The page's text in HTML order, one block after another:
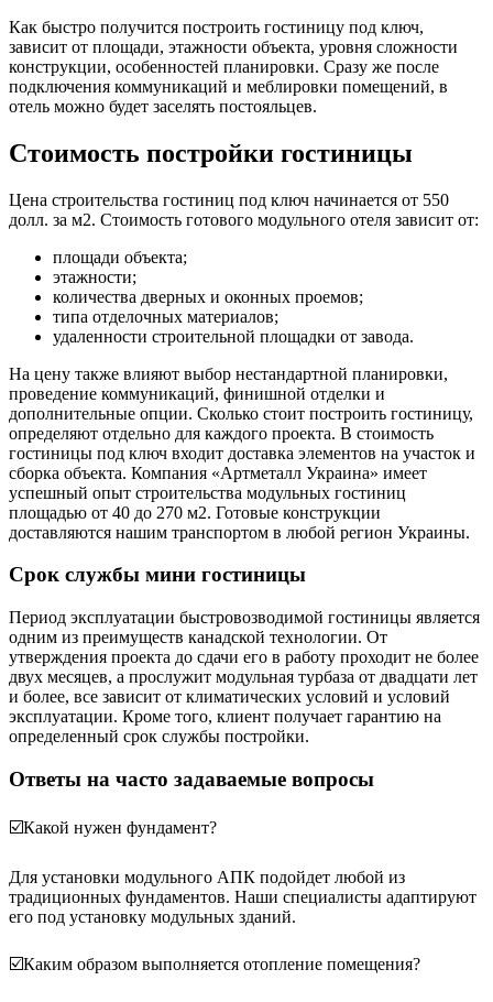
Как быстро получится построить гостиницу под ключ,
зависит от площади, этажности объекта, уровня сложности
конструкции, особенностей планировки. Сразу же после
подключения коммуникаций и меблировки помещений, в
отель можно будет заселять постояльцев.
Стоимость постройки гостиницы
Цена строительства гостиниц под ключ начинается от 550
долл. за м2. Стоимость готового модульного отеля зависит от:
площади объекта;
этажности;
количества дверных и оконных проемов;
типа отделочных материалов;
удаленности строительной площадки от завода.
На цену также влияют выбор нестандартной планировки,
проведение коммуникаций, финишной отделки и
дополнительные опции. Сколько стоит построить гостиницу,
определяют отдельно для каждого проекта. В стоимость
гостиницы под ключ входит доставка элементов на участок и
сборка объекта. Компания «Артметалл Украина» имеет
успешный опыт строительства модульных гостиниц
площадью от 40 до 270 м2. Готовые конструкции
доставляются нашим транспортом в любой регион Украины.
Срок службы мини гостиницы
Период эксплуатации быстровозводимой гостиницы является
одним из преимуществ канадской технологии. От
утверждения проекта до сдачи его в работу проходит не более
двух месяцев, а прослужит модульная турбаза от двадцати лет
и более, все зависит от климатических условий и условий
эксплуатации. Кроме того, клиент получает гарантию на
определенный срок службы постройки.
Ответы на часто задаваемые вопросы
☑️Какой нужен фундамент?
Для установки модульного АПК подойдет любой из
традиционных фундаментов. Наши специалисты адаптируют
его под установку модульных зданий.
☑️Каким образом выполняется отопление помещения?